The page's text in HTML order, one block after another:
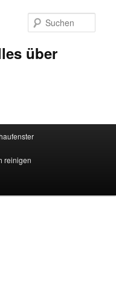
über
reinigen